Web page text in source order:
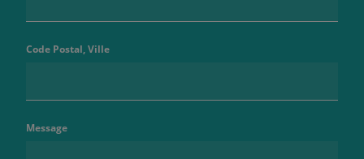
Code Postal, Ville
Message